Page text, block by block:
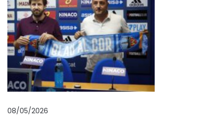
o
V
i
g
i
08/05/2026